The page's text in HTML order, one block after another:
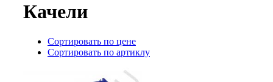
Качели
Сортировать по цене
Сортировать по артиклу